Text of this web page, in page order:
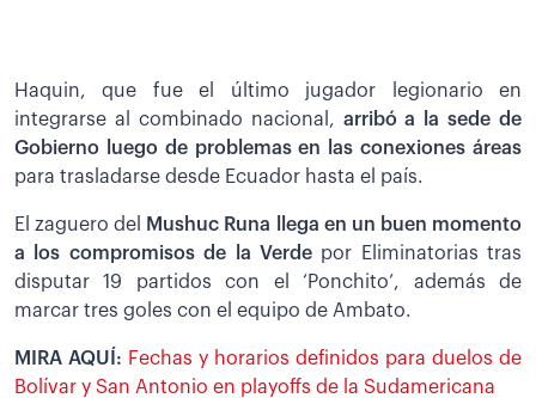
Haquin, que fue el último jugador legionario en
integrarse al combinado nacional, arribó a la sede de
Gobierno luego de problemas en las conexiones áreas
para trasladarse desde Ecuador hasta el país.
El zaguero del
Mushuc Runa llega en un buen momento
a los compromisos de la Verdepor Eliminatorias tras
disputar 19 partidos con el ‘Ponchito’, además de
marcar tres goles con el equipo de Ambato.
MIRA AQUÍ: Fechas y horarios definidos para duelos de
Bolívar y San Antonio en playoffs de la Sudamericana